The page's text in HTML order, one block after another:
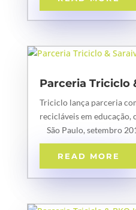
Parceria Triciclo
Triciclo lança parceria
recicláveis em
São Paulo, setembro
READ MORE